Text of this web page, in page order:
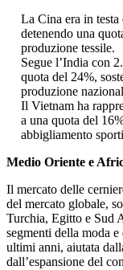
La Cina era in
detenendo una
produzione tessile.
Segue l’India con
quota del 24%,
produzione
Il Vietnam ha
a una quota del
abbigliamento
Medio Oriente e
Il mercato delle
del mercato globale,
Turchia, Egitto e Sud
segmenti della moda
ultimi anni, aiutata
dall’espansione del